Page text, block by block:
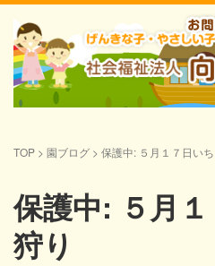
TOP > 園ブログ > 保護中: ５月１７日い
保護中: ５月
狩り